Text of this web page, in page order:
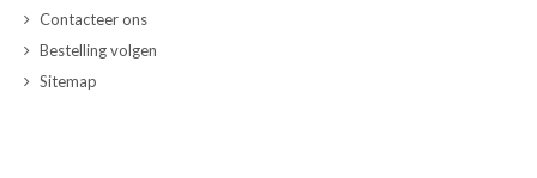
Contacteer ons
Bestelling volgen
Sitemap